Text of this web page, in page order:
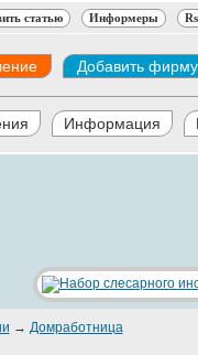
статью Информеры
Добавить фирму
Информация
→ Домработница